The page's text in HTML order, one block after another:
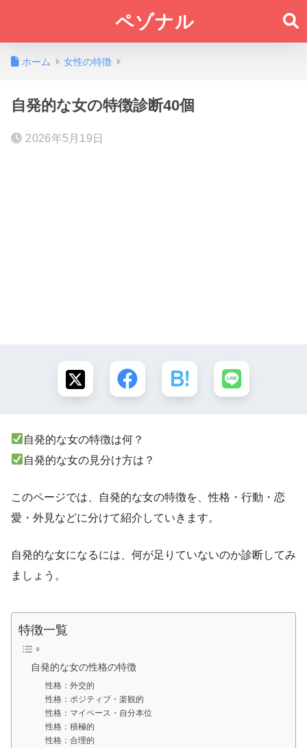
ペゾナル
ホーム 女性の特徴
自発的な女の特徴診断40個
2026年5月19日
自発的な女の特徴は何？
自発的な女の見分け方は？
このページでは、自発的な女の特徴を、性格・行動・恋
愛・外見などに分けて紹介していきます。
自発的な女になるには、何が足りていないのか診断してみ
ましょう。
特徴一覧
自発的な女の性格の特徴
性格：外交的
性格：ポジティブ・楽観的
性格：マイペース・自分本位
性格：積極的
性格：合理的